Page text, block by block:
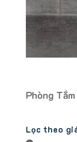
Phòng
Lọc theo